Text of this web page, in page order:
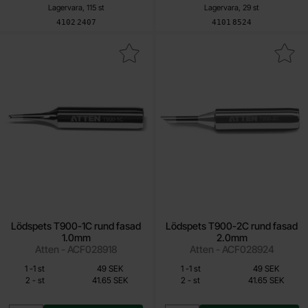
Art. nr
4102 2407
Lagervara, 115 st
Art. nr
4101 8524
Lagervara, 29 st
Lödspets T900-1C rund fasad
1.0mm
Atten - ACF028918
41.65 SEK
lödspets T900-1C rund fasad 1.0mm som favorit
Mängdrabatt
Pris /st
1 -till
1 st
49 SEK
2 -tillst 41.65 SEK
Lödspets T900-2C rund fasad
2.0mm
Atten - ACF028924
41.65 SEK
Makera lödspets T900-2C rund
Mängdrabatt
Pris /st
1 -till
1 st
49 SEK
2 - till
st 41.65 SEK